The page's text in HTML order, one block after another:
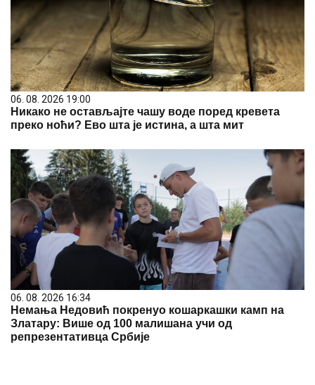
06. 08. 2026 19:00
Никако не остављајте чашу воде поред кревета
преко ноћи? Ево шта је истина, а шта мит
06. 08. 2026 16:34
Немања Недовић покренуо кошаркашки камп на
Златару: Више од 100 малишана учи од
репрезентативца Србије